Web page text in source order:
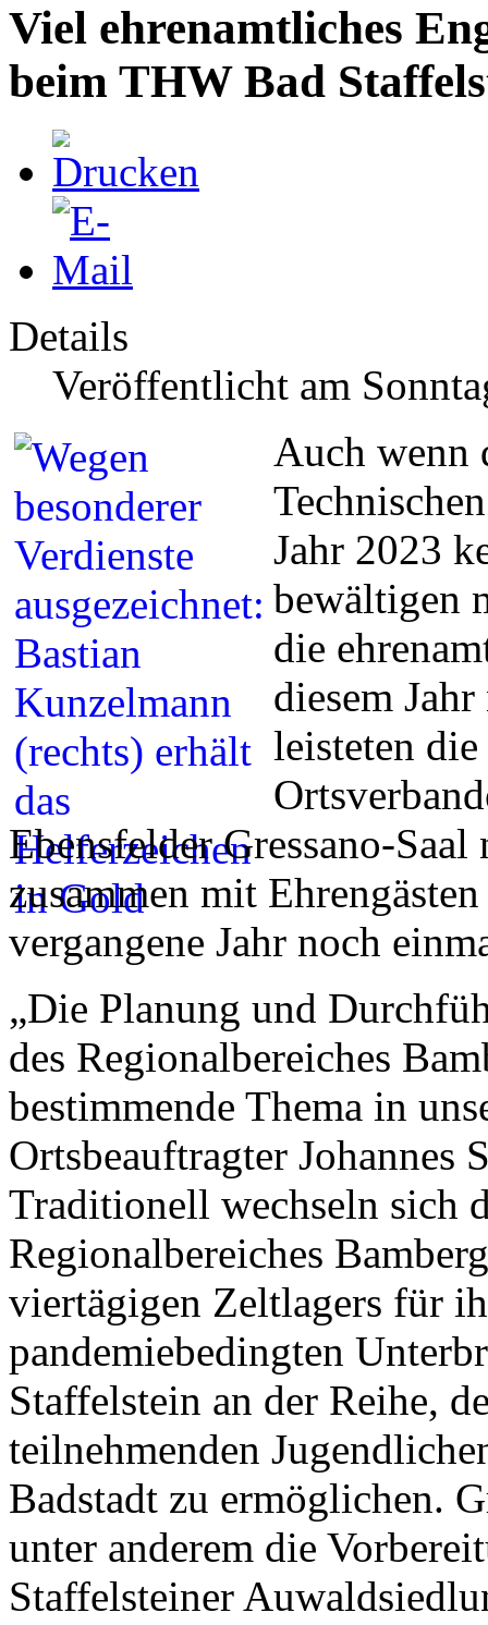
Viel ehrenamtliches
beim THW Bad
Details
Veröffentlicht am
Auch wenn
Jahr 2023
bewältigen
die
diesem
leisteten
Ebensfelder Gressano-
zusammen mit
vergangene Jahr noch
„Die Planung und
des Regionalbereiches
bestimmende Thema in
Ortsbeauftragter Johannes
Traditionell wechseln sich
Regionalbereiches
viertägigen Zeltlagers für
pandemiebedingten
Staffelstein an der Reihe,
teilnehmenden
Badstadt zu ermöglichen.
unter anderem die
Staffelsteiner